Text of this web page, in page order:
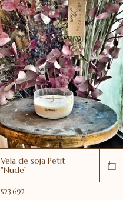
Vela de soja Petit
"Nude"
$23.692